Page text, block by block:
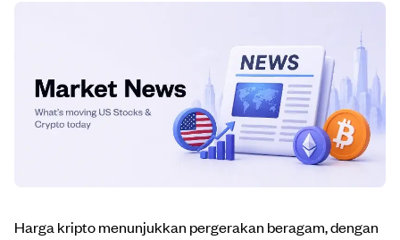
Harga kripto menunjukkan pergerakan beragam, dengan